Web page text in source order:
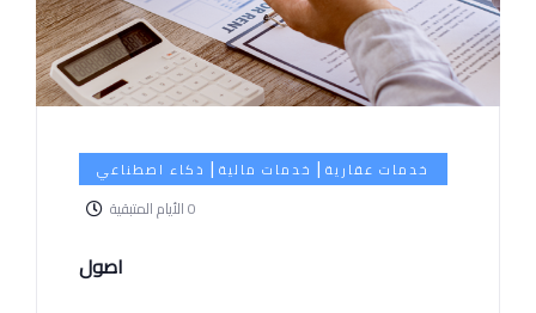
خدمات عقارية | خدمات مالية | ذكاء اصطناعي
0الأيام المتبقية
اصول